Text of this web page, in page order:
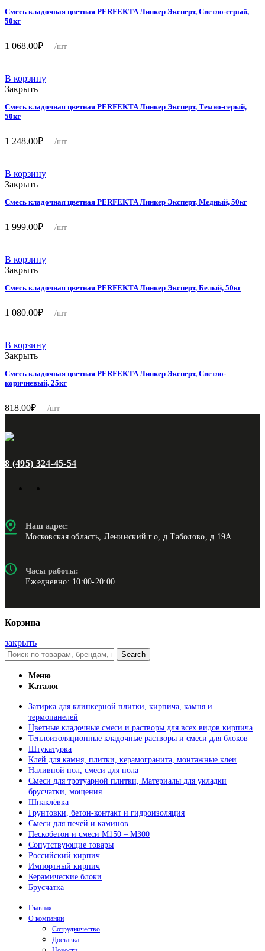
Смесь кладочная цветная PERFEKTA Линкер Эксперт, Светло-серый,
50кг
1 068.00₽ /шт
В корзину
Закрыть
Смесь кладочная цветная PERFEKTA Линкер Эксперт, Темно-серый,
50кг
1 248.00₽ /шт
В корзину
Закрыть
Смесь кладочная цветная PERFEKTA Линкер Эксперт, Медный, 50кг
1 999.00₽ /шт
В корзину
Закрыть
Смесь кладочная цветная PERFEKTA Линкер Эксперт, Белый, 50кг
1 080.00₽ /шт
В корзину
Закрыть
Смесь кладочная цветная PERFEKTA Линкер Эксперт, Светло-
коричневый, 25кг
818.00₽ /шт
8 (495) 324-45-54
Наш адрес:
Московская область, Ленинский г.о, д.Таболово, д.19А
Часы работы:
Ежедневно: 10:00-20:00
Корзина
закрыть
Search
Меню
Каталог
Затирка для клинкерной плитки, кирпича, камня и
термопанелей
Цветные кладочные смеси и растворы для всех видов кирпича
Теплоизоляционные кладочные растворы и смеси для блоков
Штукатурка
Клей для камня, плитки, керамогранита, монтажные клеи
Наливной пол, смеси для пола
Смеси для тротуарной плитки, Материалы для укладки
брусчатки, мощения
Шпаклёвка
Грунтовки, бетон-контакт и гидроизоляция
Смеси для печей и каминов
Пескобетон и смеси М150 – М300
Сопутствующие товары
Российский кирпич
Импортный кирпич
Керамические блоки
Брусчатка
Главная
О компании
Сотрудничество
Доставка